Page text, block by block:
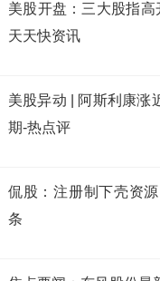
美股开盘：三大股指
天天快资讯
美股异动 | 阿斯利康涨
期-热点评
侃股：注册制下壳资
条